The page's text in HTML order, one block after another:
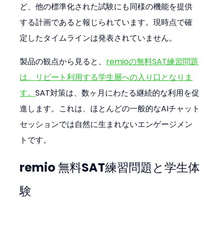
ど、他の標準化された試験にも同様の機能を提供
する計画であると報じられています。現時点で確
定したタイムラインは発表されていません。
製品の観点から見ると、 remioの無料SAT練習問題
は、リピート利用する学生層への入り口となりま
す。SAT対策は、数ヶ月にわたる継続的な利用を促
進します。これは、ほとんどの一般的なAIチャット
セッションでは自然に生まれないエンゲージメン
トです。
remio 無料SAT練習問題と学生体
験